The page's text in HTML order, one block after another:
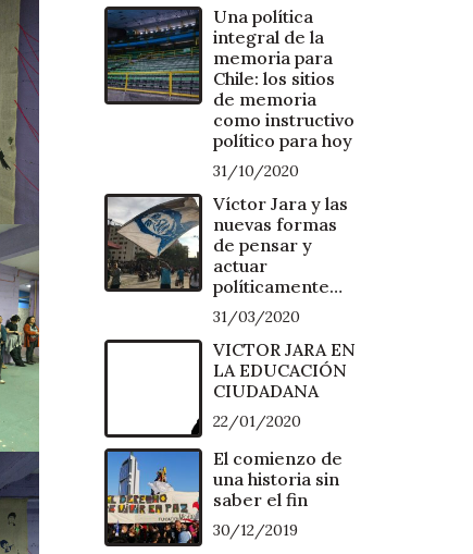
Una política
integral de la
memoria para
Chile: los sitios
de memoria
como instructivo
político para hoy
31/10/2020
Víctor Jara y las
nuevas formas
de pensar y
actuar
políticamente…
31/03/2020
VICTOR JARA EN
LA EDUCACIÓN
CIUDADANA
22/01/2020
El comienzo de
una historia sin
saber el fin
30/12/2019